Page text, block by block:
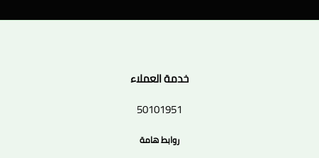
خدمة العملاء
50101951
روابط هامة